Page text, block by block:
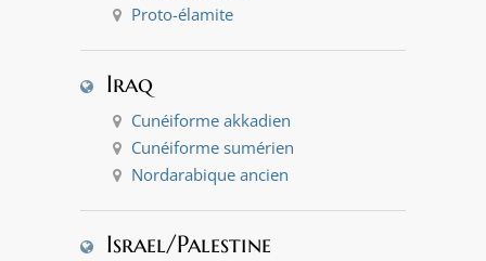
Proto-élamite
Iraq
Cunéiforme akkadien
Cunéiforme sumérien
Nordarabique ancien
Israel/Palestine